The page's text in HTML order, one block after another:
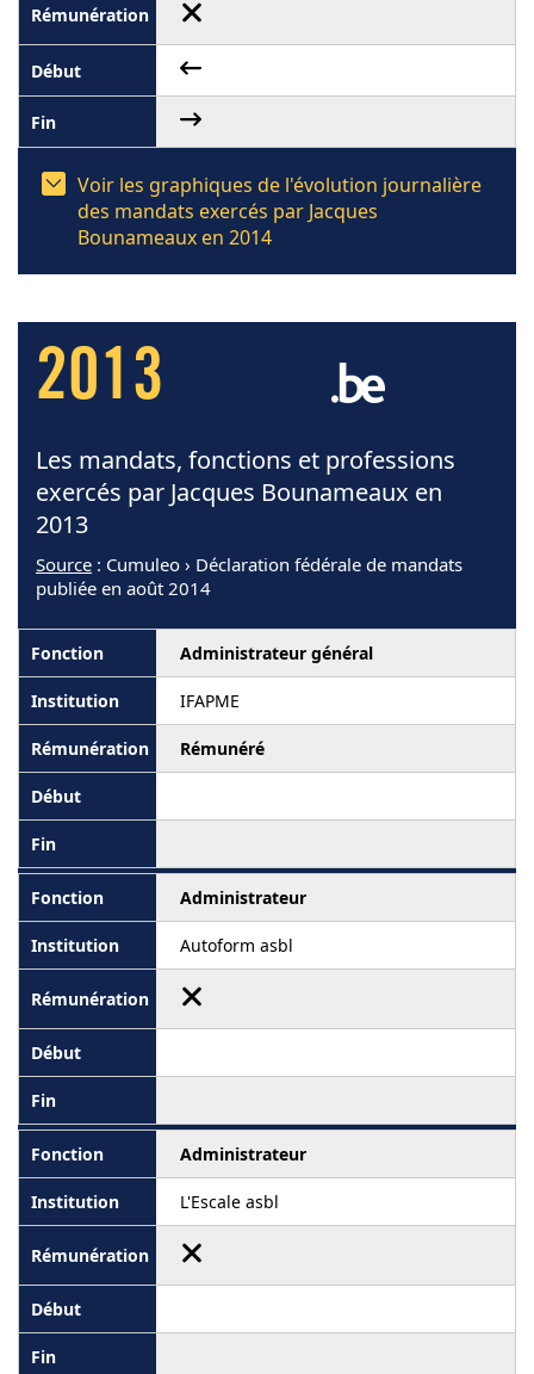
Voir les graphiques de l'évolution journalière
des mandats exercés par Jacques
Bounameaux en 2014
2013
Les mandats, fonctions et professions
exercés par Jacques Bounameaux en
2013
Source : Cumuleo › Déclaration fédérale de mandats
publiée en août 2014
Administrateur général
IFAPME
Rémunéré
Administrateur
Autoform asbl
Administrateur
L'Escale asbl